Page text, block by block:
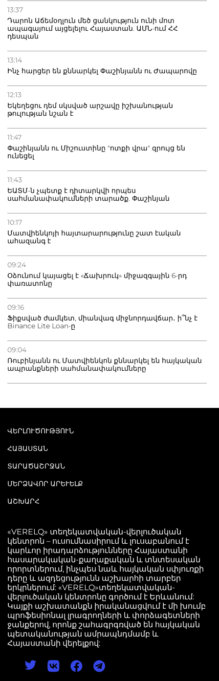
13:37
Դարոն Աճեմօղլուն մեծ ցանկություն ունի մոտ
ապագայում այցելելու Հայաստան. ԱՄՆ-ում ՀՀ
դեսպան
13:14
Ինչ հարցեր են քննարկել Փաշինյանն ու Ժապարովը
12:13
Եկեղեցու դեմ սկսված արշավը իշխանության
թուլության նշան է
11:47
Փաշինյանն ու Միշուստինը "ոտքի վրա" զրույց են
ունեցել
11:43
ԵԱՏՄ-ն չպետք է դիտարկվի որպես
սահմանափակումների տարածք. Փաշինյան
10:17
Մատվիենկոյի հայտարարությունը շատ էական
ահազանգ է
09:24
Օձունում կայացել է «Ճախրուկ» միջազգային 6-րդ
փառատոնը
09:16
Ֆիքսված ժամկետ, միանվագ միջնորդավճար․ ի՞նչ է
Binance Lite Loan-ը
09:04
Ռուբինյանն ու Մատվիենկոն քննարկել են հայկական
ապրանքների սահմանափակումները
ՎԵՐԼՈՒԾՈՒԹՅՈՒՆ
ՀԱՅԱՍՏԱՆ
ՏԱՐԱԾԱՇՐՋԱՆ
ՄԵՐՁԱՎՈՐ ԱՐԵՒԵԼՔ
ԱՇԽԱՐՀ
«VERELQ» տեղեկատվական-վերլուծական
կենտրոն – ուսումնասիրում և լուսաբանում է
կարևոր իրադարձությունները Հայաստանի
հասարակական-քաղաքական և տնտեսական
որորտներում, ինչպես նաև հայկական սփյուռքի
դերը և ազդեցությունն աշխարհի տարբեր
երկրներում: «VERELQ»տեղեկատվական-
վերլուծական կենտրոնը գործում է Երևանում:
Կայքի աշխատանքն իրականացվում է մի խումբ
պրոֆեսիոնալ լրագրողների և փորձագետների
ջանքերով, որոնք շահագրգռված են հայկական
պետականության ամրապնդմամբ և
Հայաստանի վերելքով: